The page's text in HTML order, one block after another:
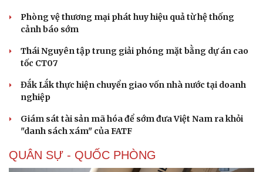
Phòng vệ thương mại phát huy hiệu quả từ hệ thống
cảnh báo sớm
Thái Nguyên tập trung giải phóng mặt bằng dự án cao
tốc CT07
Đắk Lắk thực hiện chuyển giao vốn nhà nước tại doanh
nghiệp
Giám sát tài sản mã hóa để sớm đưa Việt Nam ra khỏi
"danh sách xám" của FATF
QUÂN SỰ - QUỐC PHÒNG